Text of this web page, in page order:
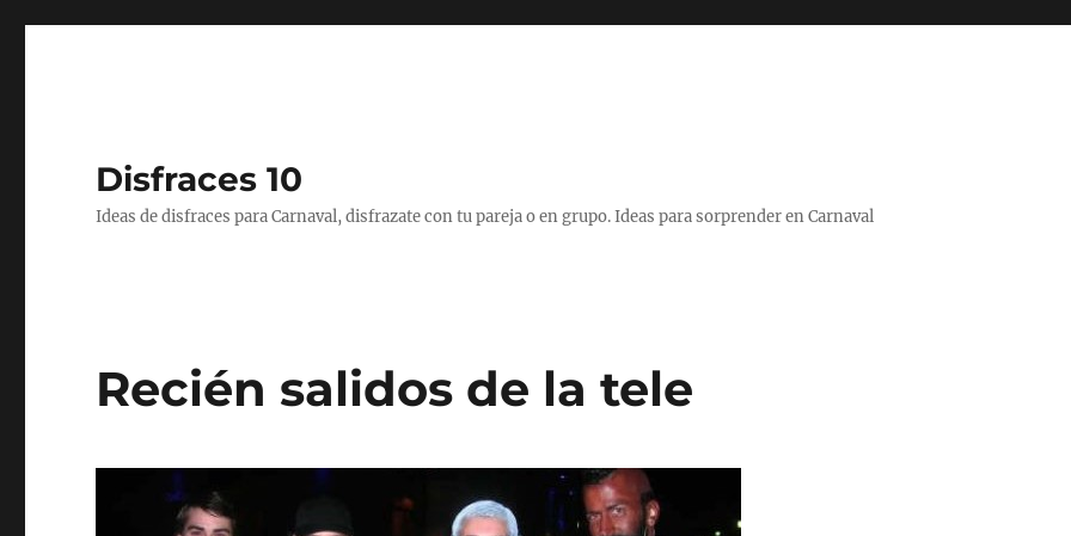
Disfraces 10
Ideas de disfraces para Carnaval, disfrazate con tu pareja o en grupo. Ideas para sorprender en Carnaval
Recién salidos de la tele